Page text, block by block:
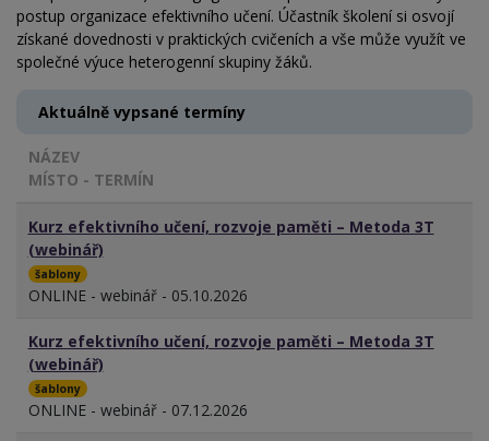
postup organizace efektivního učení. Účastník školení si osvojí
získané dovednosti v praktických cvičeních a vše může využít ve
společné výuce heterogenní skupiny žáků.
Aktuálně vypsané termíny
NÁZEV
MÍSTO - TERMÍN
Kurz efektivního učení, rozvoje paměti – Metoda 3T
(webinář)
šablony
ONLINE - webinář - 05.10.2026
Kurz efektivního učení, rozvoje paměti – Metoda 3T
(webinář)
šablony
ONLINE - webinář - 07.12.2026